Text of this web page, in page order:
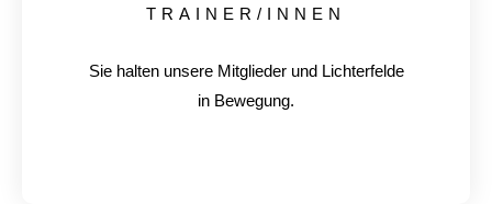
TRAINER/INNEN
Sie halten unsere Mitglieder und Lichterfelde
in Bewegung.